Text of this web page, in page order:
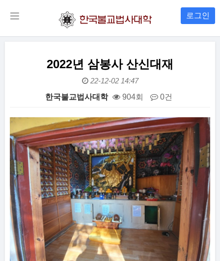
로그인
2022년 삼봉사 산신대재
22-12-02 14:47
한국불교법사대학 904회 0건
본문